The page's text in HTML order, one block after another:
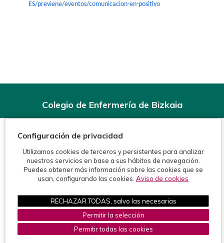
ES/previene/eventos/comunicacion-en-positivo
Colegio de Enfermería de Bizkaia
Rodríguez Arias, 6-1º - 48008 Bilbao (BIZKAIA)
Teléfonos: 944 15 11 99
Fax: 944 15 54 92
info@enfermeriabizkaia.org
©2026 Colegio de Enfermería de Bizkaia
Protección de datos
Política de cookies
Configuración de privacidad
Utilizamos cookies de terceros y persistentes para analizar
nuestros servicios en base a sus hábitos de navegación.
Puedes obtener más información sobre las cookies que se
usan, configurando las cookies. Aviso de cookies
RECHAZAR TODAS, salvo las necesarias
Permitir la selección
Permitir todas las cookies